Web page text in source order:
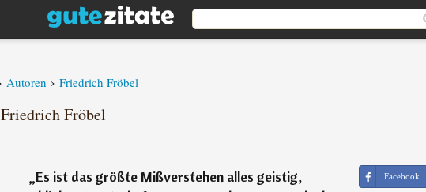
Autoren › Friedrich Fröbel
Fröbel
„Es ist das größte Mißverstehen alles geistig,
Facebook